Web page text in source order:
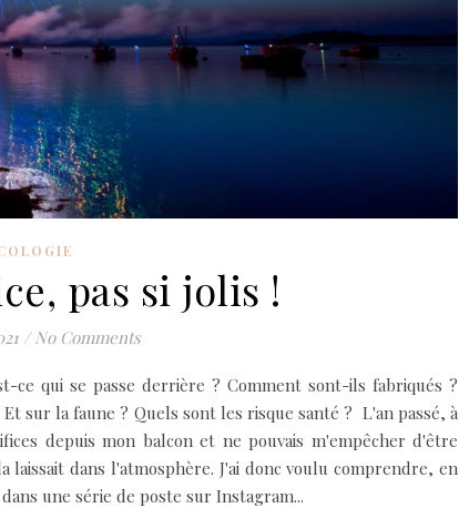
pas si jolis !
/ No Comments
ce qui se passe derrière ? Comment sont-ils fabriqués ?
sur la faune ? Quels sont les risque santé ? L'an passé, à
depuis mon balcon et ne pouvais m'empêcher d'être
dans l'atmosphère. J'ai donc voulu comprendre, en
une série de poste sur Instagram...